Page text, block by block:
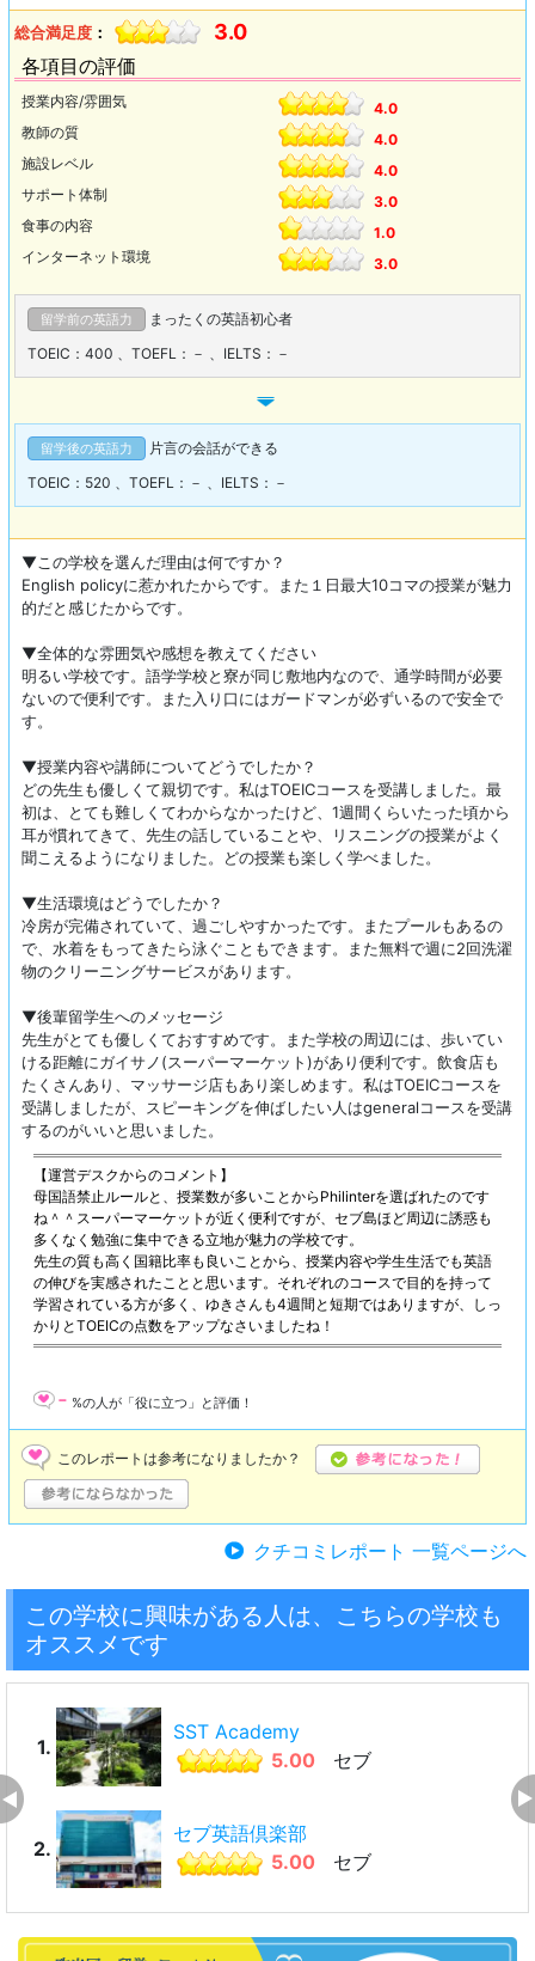
総合満足度 ： 3.0
各項目の評価
授業内容/雰囲気
4.0
教師の質
4.0
施設レベル
4.0
サポート体制
3.0
食事の内容
1.0
インターネット環境
3.0
留学前の英語力
まったくの英語初心者
TOEIC：400 、 TOEFL：－ 、 IELTS：－
留学後の英語力
片言の会話ができる
TOEIC：520 、 TOEFL：－ 、 IELTS：－
▼この学校を選んだ理由は何ですか？
English policyに惹かれたからです。また１日最大10コマの授業が魅力
的だと感じたからです。
▼全体的な雰囲気や感想を教えてください
明るい学校です。語学学校と寮が同じ敷地内なので、通学時間が必要
ないので便利です。また入り口にはガードマンが必ずいるので安全で
す。
▼授業内容や講師についてどうでしたか？
どの先生も優しくて親切です。私はTOEICコースを受講しました。最
初は、とても難しくてわからなかったけど、1週間くらいたった頃から
耳が慣れてきて、先生の話していることや、リスニングの授業がよく
聞こえるようになりました。どの授業も楽しく学べました。
▼生活環境はどうでしたか？
冷房が完備されていて、過ごしやすかったです。またプールもあるの
で、水着をもってきたら泳ぐこともできます。また無料で週に2回洗濯
物のクリーニングサービスがあります。
▼後輩留学生へのメッセージ
先生がとても優しくておすすめです。また学校の周辺には、歩いてい
ける距離にガイサノ(スーパーマーケット)があり便利です。飲食店も
たくさんあり、マッサージ店もあり楽しめます。私はTOEICコースを
受講しましたが、スピーキングを伸ばしたい人はgeneralコースを受講
するのがいいと思いました。
【運営デスクからのコメント】
母国語禁止ルールと、授業数が多いことからPhilinterを選ばれたのです
ね＾＾スーパーマーケットが近く便利ですが、セブ島ほど周辺に誘惑も
多くなく勉強に集中できる立地が魅力の学校です。
先生の質も高く国籍比率も良いことから、授業内容や学生生活でも英語
の伸びを実感されたことと思います。それぞれのコースで目的を持って
学習されている方が多く、ゆきさんも4週間と短期ではありますが、しっ
かりとTOEICの点数をアップなさいましたね！
- %の人が「役に立つ」と評価！
このレポートは参考になりましたか？
クチコミレポート 一覧ページへ
この学校に興味がある人は、こちらの学校も
オススメです
1.
SST Academy
5.00
セブ
2.
セブ英語倶楽部
5.00
セブ